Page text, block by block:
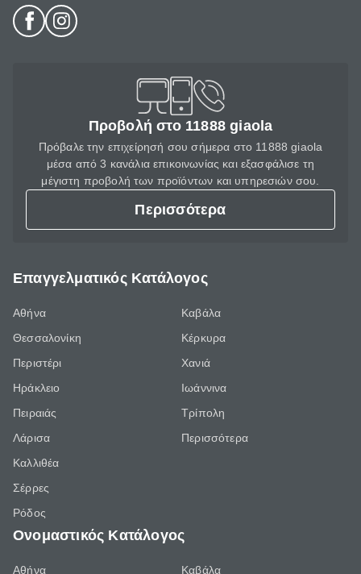
Προβολή στο 11888 giaola
Πρόβαλε την επιχείρησή σου σήμερα στο 11888 giaola
μέσα από 3 κανάλια επικοινωνίας και εξασφάλισε τη
μέγιστη προβολή των προϊόντων και υπηρεσιών σου.
Περισσότερα
Επαγγελματικός Κατάλογος
Αθήνα
Θεσσαλονίκη
Περιστέρι
Ηράκλειο
Πειραιάς
Λάρισα
Καλλιθέα
Σέρρες
Ρόδος
Καβάλα
Κέρκυρα
Χανιά
Ιωάννινα
Τρίπολη
Περισσότερα
Ονομαστικός Κατάλογος
Αθήνα Καβάλα